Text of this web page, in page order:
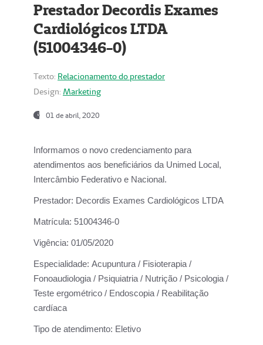
Prestador Decordis Exames
Cardiológicos LTDA
(51004346-0)
Texto: Relacionamento do prestador
Design: Marketing
01 de abril, 2020
Informamos o novo credenciamento para
atendimentos aos beneficiários da Unimed Local,
Intercâmbio Federativo e Nacional.
Prestador: Decordis Exames Cardiológicos LTDA
Matrícula: 51004346-0
Vigência: 01/05/2020
Especialidade: Acupuntura / Fisioterapia /
Fonoaudiologia / Psiquiatria / Nutrição / Psicologia /
Teste ergométrico / Endoscopia / Reabilitação
cardíaca
Tipo de atendimento: Eletivo